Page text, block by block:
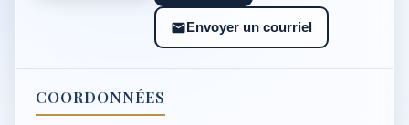
Envoyer un courriel
COORDONNÉES